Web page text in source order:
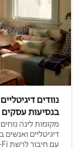
נוודים
בנסיעות עסקים
מקומות לינה נוחים
דיגיטליים